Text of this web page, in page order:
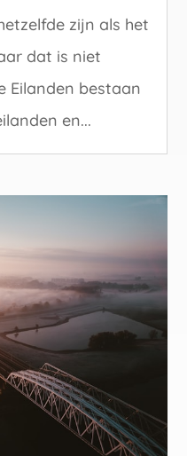
zijn als het
dat is niet
Eilanden bestaan
en...